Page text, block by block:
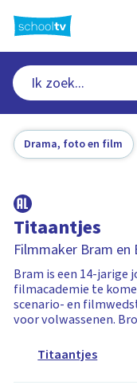
naar
hoofdinhoud
Drama, foto en film
Titaantjes
Filmmaker Bram en
Bram is een 14-jarige
filmacademie te
scenario- en
voor volwassenen.
Titaantjes